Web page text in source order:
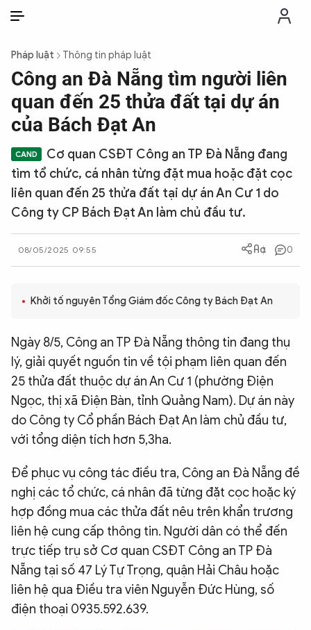
THỜI SỰ
CHỐNG DIỄN BIẾN HÒA BÌNH
CÔNG AN TRONG LÒNG DÂN
XÃ HỘI
VĂN HÓA - THỂ THAO
BẠN ĐỌC & CAND
eMagazine
Podcast
Video Ảnh
Infographic
Chuyên trang An ninh thế giới
Văn nghệ Công an
Chuyên đề
Pháp luật Thông tin pháp luật
Công an Đà Nẵng tìm người liên
quan đến 25 thửa đất tại dự án
của Bách Đạt An
Cơ quan CSĐT Công an TP Đà Nẵng đang
tìm tổ chức, cá nhân từng đặt mua hoặc đặt cọc
liên quan đến 25 thửa đất tại dự án An Cư 1 do
Công ty CP Bách Đạt An làm chủ đầu tư.
08/05/2025 09:55 0
Khởi tố nguyên Tổng Giám đốc Công ty Bách Đạt An
Ngày 8/5, Công an TP Đà Nẵng thông tin đang thụ
lý, giải quyết nguồn tin về tội phạm liên quan đến
25 thửa đất thuộc dự án An Cư 1 (phường Điện
Ngọc, thị xã Điện Bàn, tỉnh Quảng Nam). Dự án này
do Công ty Cổ phần Bách Đạt An làm chủ đầu tư,
với tổng diện tích hơn 5,3ha.
Để phục vụ công tác điều tra, Công an Đà Nẵng đề
nghị các tổ chức, cá nhân đã từng đặt cọc hoặc ký
hợp đồng mua các thửa đất nêu trên khẩn trương
liên hệ cung cấp thông tin. Người dân có thể đến
trực tiếp trụ sở Cơ quan CSĐT Công an TP Đà
Nẵng tại số 47 Lý Tự Trọng, quận Hải Châu hoặc
liên hệ qua Điều tra viên Nguyễn Đức Hùng, số
điện thoại 0935.592.639.